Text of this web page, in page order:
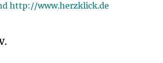
http://www.herzklick.de